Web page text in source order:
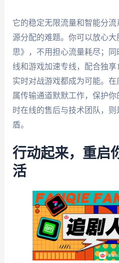
它的稳定无限流量和智能分
源分配的难题。你可以放心
思》，不用担心流量耗尽；
线和游戏加速专线，配合独
实时对战游戏都成为可能。
属传输通道默默工作，保护
时在线的售后与技术团队，
盾。
行动起来，重启
活